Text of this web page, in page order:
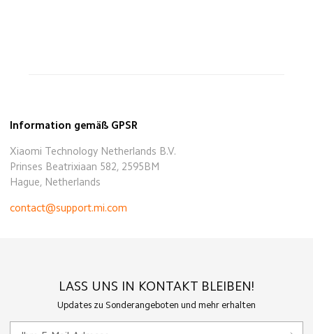
Information gemäß GPSR
Xiaomi Technology Netherlands B.V.
Prinses Beatrixiaan 582, 2595BM
Hague, Netherlands
contact@support.mi.com
LASS UNS IN KONTAKT BLEIBEN!
Updates zu Sonderangeboten und mehr erhalten